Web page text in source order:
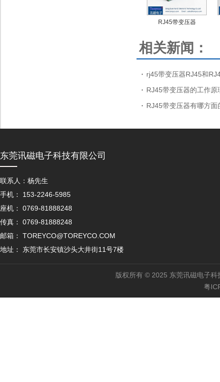
RJ45带变压器
相关新闻：
rj45带变压器RJ45和
RJ45带变压器的工作原
RJ45带变压器有哪方面
东莞讯磁电子科技有限公司
联系人：杨先生
手机： 153-2246-5985
座机： 0769-81888248
传真： 0769-81888248
邮箱： TOREYCO@TOREYCO.COM
地址： 东莞市长安镇沙头大井街11号7楼
版权所有 © 2025 东莞讯磁电子
粤